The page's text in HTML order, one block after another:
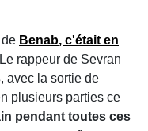
Benab, c'était en
rappeur de Sevran
, avec la sortie de
plusieurs parties ce
pendant toutes ces